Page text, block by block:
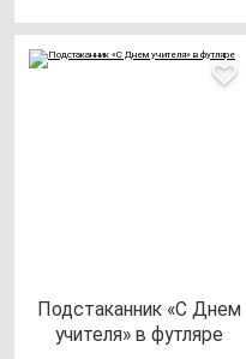
Под­ста­кан­ник «С Днем
учи­те­ля» в фут­ля­ре